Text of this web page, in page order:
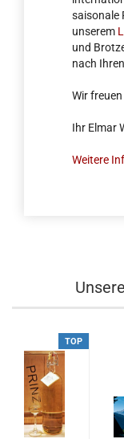
saisonale
unserem
und
nach
Wir
Ihr Elmar
Weitere
TOP